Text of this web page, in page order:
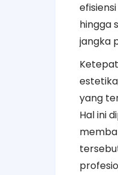
hingga
jangka
yang
Hal ini